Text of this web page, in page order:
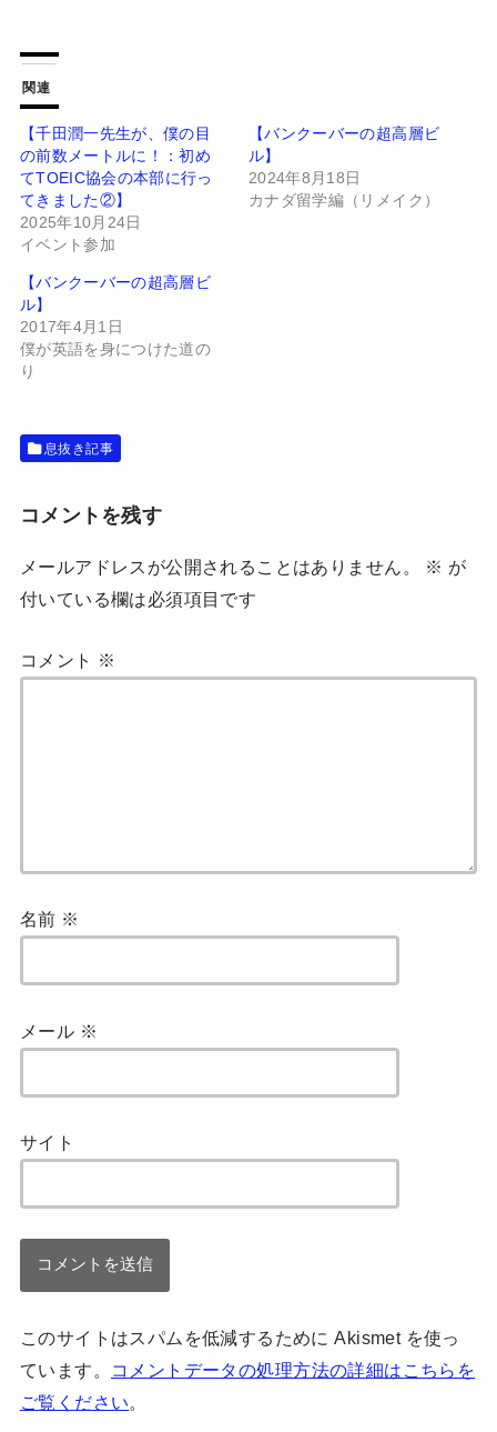
て
T
w
i
t
t
e
r
で
共
有
(
新
し
ウ
ィ
ン
ド
ウ
で
開
有
す
る
に
は
ク
リ
ッ
ク
し
く
さ
い
(
新
ン
ド
ウ
き
ま
関連
【千田潤一先生が、僕の目
の前数メートルに！：初め
てTOEIC協会の本部に行っ
てきました②】
2025年10月24日
イベント参加
【バンクーバーの超高層ビ
ル】
2024年8月18日
カナダ留学編（リメイク）
【バンクーバーの超高層ビ
ル】
2017年4月1日
僕が英語を身につけた道の
り
息抜き記事
コメントを残す
メールアドレスが公開されることはありません。 ※ が
付いている欄は必須項目です
コメント ※
名前 ※
メール ※
サイト
このサイトはスパムを低減するために Akismet を使っ
ています。
コメントデータの処理方法の詳細はこちらを
ご覧ください